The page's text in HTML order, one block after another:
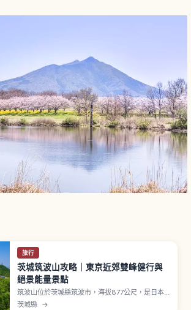
旅行
茨城筑波山攻略｜東京近郊雙峰健行與
絕景能量景點
筑波山位於茨城縣筑波市，海拔877公尺，是日本
百名山中最低的一座。自古被稱為「西有富士，東
茨城縣 →